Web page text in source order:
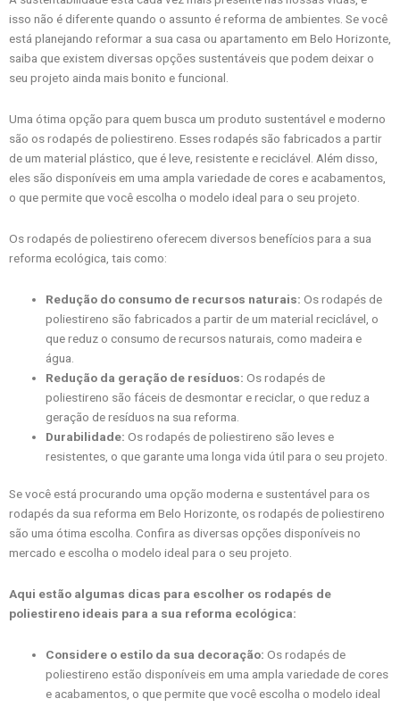
isso não é diferente quando o assunto é reforma de ambientes. Se você
está planejando reformar a sua casa ou apartamento em Belo Horizonte,
saiba que existem diversas opções sustentáveis que podem deixar o
seu projeto ainda mais bonito e funcional.
Uma ótima opção para quem busca um produto sustentável e moderno
são os rodapés de poliestireno. Esses rodapés são fabricados a partir
de um material plástico, que é leve, resistente e reciclável. Além disso,
eles são disponíveis em uma ampla variedade de cores e acabamentos,
o que permite que você escolha o modelo ideal para o seu projeto.
Os rodapés de poliestireno oferecem diversos benefícios para a sua
reforma ecológica, tais como:
Redução do consumo de recursos naturais: Os rodapés de
poliestireno são fabricados a partir de um material reciclável, o
que reduz o consumo de recursos naturais, como madeira e
água.
Redução da geração de resíduos: Os rodapés de
poliestireno são fáceis de desmontar e reciclar, o que reduz a
geração de resíduos na sua reforma.
Durabilidade: Os rodapés de poliestireno são leves e
resistentes, o que garante uma longa vida útil para o seu projeto.
Se você está procurando uma opção moderna e sustentável para os
rodapés da sua reforma em Belo Horizonte, os rodapés de poliestireno
são uma ótima escolha. Confira as diversas opções disponíveis no
mercado e escolha o modelo ideal para o seu projeto.
Aqui estão algumas dicas para escolher os rodapés de
poliestireno ideais para a sua reforma ecológica:
Considere o estilo da sua decoração: Os rodapés de
poliestireno estão disponíveis em uma ampla variedade de cores
e acabamentos, o que permite que você escolha o modelo ideal